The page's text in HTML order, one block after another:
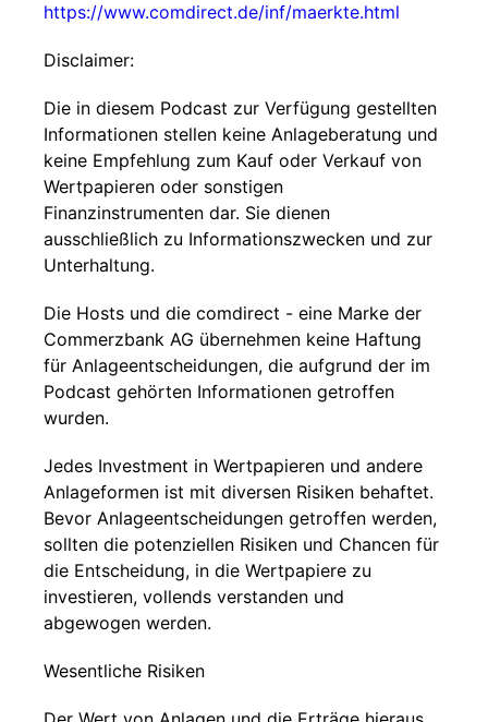
https://www.comdirect.de/inf/maerkte.html
Disclaimer:
Die in diesem Podcast zur Verfügung gestellten
Informationen stellen keine Anlageberatung und
keine Empfehlung zum Kauf oder Verkauf von
Wertpapieren oder sonstigen
Finanzinstrumenten dar. Sie dienen
ausschließlich zu Informationszwecken und zur
Unterhaltung.
Die Hosts und die comdirect - eine Marke der
Commerzbank AG übernehmen keine Haftung
für Anlageentscheidungen, die aufgrund der im
Podcast gehörten Informationen getroffen
wurden.
Jedes Investment in Wertpapieren und andere
Anlageformen ist mit diversen Risiken behaftet.
Bevor Anlageentscheidungen getroffen werden,
sollten die potenziellen Risiken und Chancen für
die Entscheidung, in die Wertpapiere zu
investieren, vollends verstanden und
abgewogen werden.
Wesentliche Risiken